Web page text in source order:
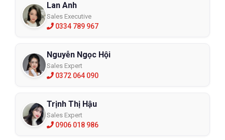
Lan Anh
Sales Executive
0334 789 967
Nguyễn Ngọc Hội
Sales Expert
0372 064 090
Trịnh Thị Hậu
Sales Expert
0906 018 986